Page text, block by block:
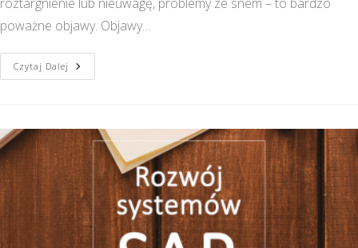
poważne objawy. Objawy…
Czytaj Dalej Obowiązek
Pracownika: